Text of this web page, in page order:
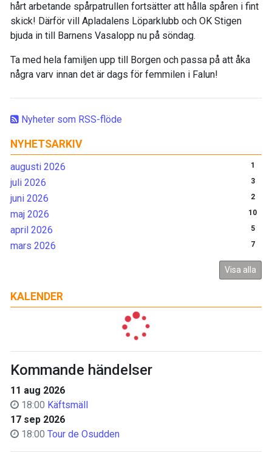
Nyheter som RSS-flöde
NYHETSARKIV
augusti 2026 1
juli 2026 3
juni 2026 2
maj 2026 10
april 2026 5
mars 2026 7
Visa alla
hårt arbetande spårpatrullen fortsätter att hålla spåren i fint
skick! Därför vill Apladalens Löparklubb och OK Stigen
bjuda in till Barnens Vasalopp nu på söndag.
Ta med hela familjen upp till Borgen och passa på att åka
några varv innan det är dags för femmilen i Falun!
KALENDER
Kommande händelser
11 aug 2026
18:00 Käftsmäll
17 sep 2026
18:00 Tour de Osudden